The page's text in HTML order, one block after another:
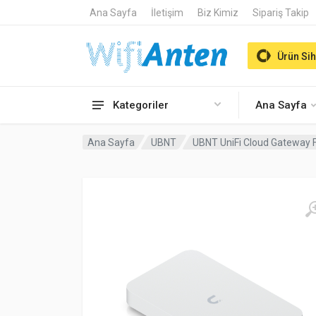
Ana Sayfa İletişim Biz Kimiz Sipariş Takip
Kategoriler Ana Sayfa
Ürün
Ana Sayfa UBNT UBNT UniFi Cloud Gateway